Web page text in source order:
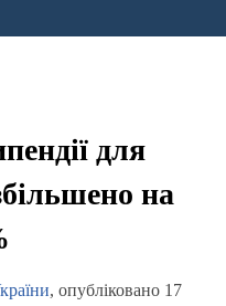
для
на
, опубліковано 17